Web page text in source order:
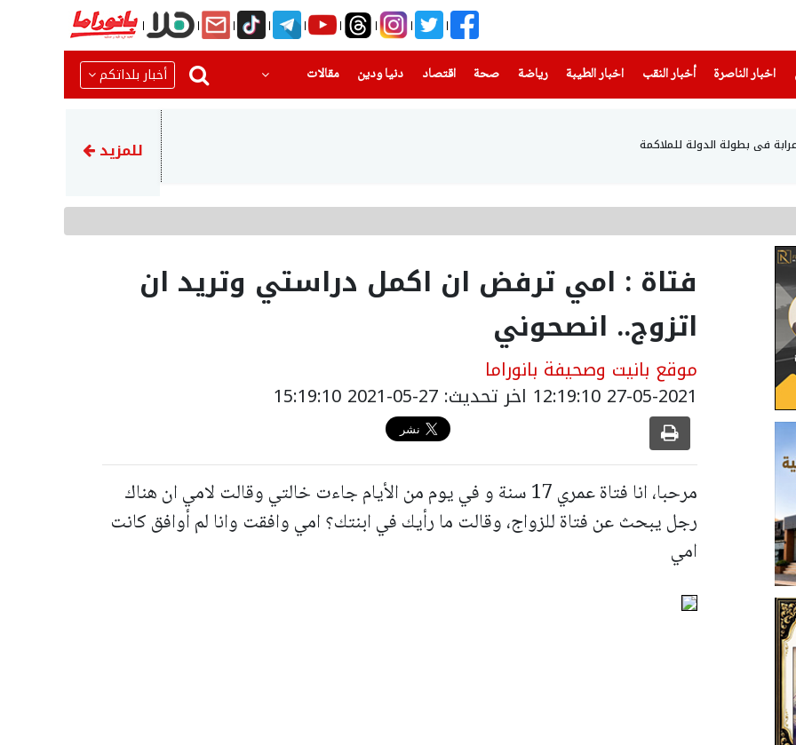
اخبار الناصرة
(current) أخبار النقب اخبار الطيبة(current) رياضة
(current) صحة(current) اقتصاد دنيا ودين
(current) مقالات أخبار بلداتكم
في بطولة الدولة للملاكمة سكان غزة: ترويج ترامب لخطة
للمزيد
فتاة : امي ترفض ان اكمل دراستي وتريد ان
اتزوج.. انصحوني
موقع بانيت وصحيفة بانوراما
27-05-2021 12:19:10 اخر تحديث: 27-05-2021 15:19:10
مرحبا، انا فتاة عمري 17 سنة و في يوم من الأيام جاءت خالتي وقالت لامي ان هناك
رجل يبحث عن فتاة للزواج، وقالت ما رأيك في ابنتك؟ امي وافقت وانا لم أوافق كانت
امي